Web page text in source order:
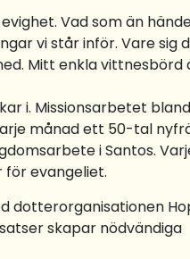
Vad som än
vi står inför. Vare sig
Mitt enkla vittnesbörd
i. Missionsarbetet bland
månad ett 50-tal
i Santos.
evangeliet.
dotterorganisationen
skapar nödvändiga